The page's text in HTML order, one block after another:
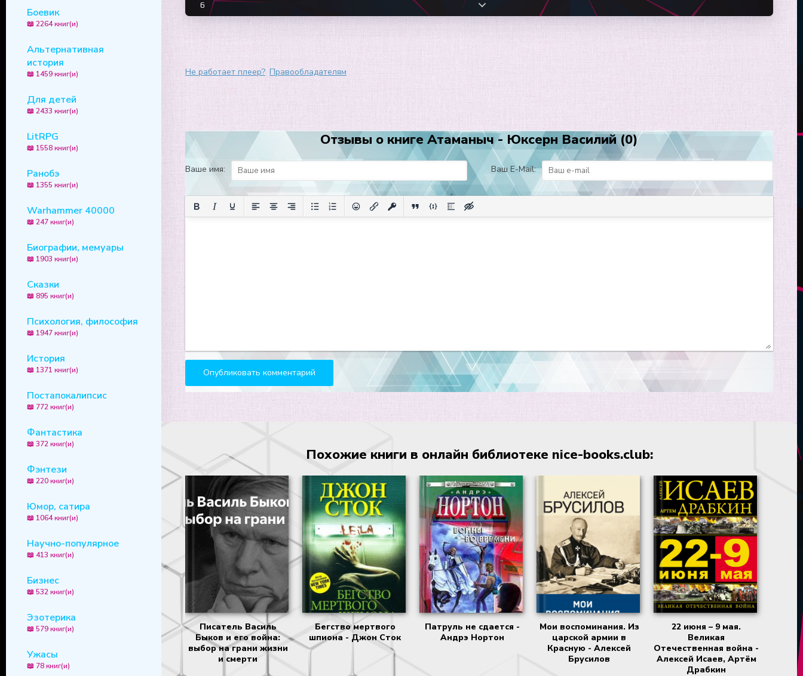
Боевик
📖 2264 книг(и)
Альтернативная
история
📖 1459 книг(и)
Для детей
📖 2433 книг(и)
LitRPG
📖 1558 книг(и)
Ранобэ
📖 1355 книг(и)
Warhammer 40000
📖 247 книг(и)
Биографии, мемуары
📖 1903 книг(и)
Сказки
📖 895 книг(и)
Психология, философия
📖 1947 книг(и)
История
📖 1371 книг(и)
Постапокалипсис
📖 772 книг(и)
Фантастика
📖 372 книг(и)
Фэнтези
📖 220 книг(и)
Юмор, сатира
📖 1064 книг(и)
Научно-популярное
📖 413 книг(и)
Бизнес
📖 532 книг(и)
Эзотерика
📖 579 книг(и)
Ужасы
📖 78 книг(и)
6
Не работает плеер? Правообладателям
Отзывы о книге Атаманыч - Юксерн Василий (0)
Ваше имя: Ваш E-Mail:
Похожие книги в онлайн библиотеке nice-books.club:
Писатель Василь
Быков и его война:
выбор на грани жизни
и смерти
Бегство мертвого
шпиона - Джон Сток
Патруль не сдается -
Андрэ Нортон
Мои воспоминания. Из
царской армии в
Красную - Алексей
Брусилов
22 июня – 9 мая.
Великая
Отечественная война -
Алексей Исаев, Артём
Драбкин